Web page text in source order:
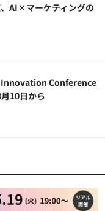
AI×マーケティングの
Innovation Conference
10日から